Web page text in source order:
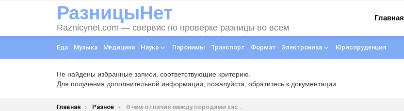
РазницыНет
Raznicynet.com — свервис по проверке разницы во всем
Главная
Еда Музыка Медицина Наука Паронимы Транспорт Формат Электроника Юриспруденция
Не найдены избранные записи, соответствующие критерию.
Для получения дополнительной информации, пожалуйста, обратитесь к документации.
Вы здесь:
Главная Разное В чем отличия между породами хаски и лайка, есть ли разница и сравнение